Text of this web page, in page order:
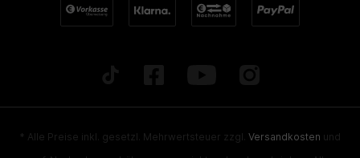
* Alle Preise inkl. gesetzl. Mehrwertsteuer zzgl. Versandkosten und